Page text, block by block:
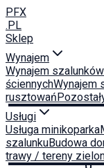
PFX
.PL
Sklep
Wynajem
Wynajem
ściennychWynajem
rusztowań
Usługi
Usługa minikoparka
szalunkuBudowa
trawy / tereny